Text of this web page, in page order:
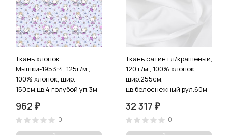
Ткань хлопок
Мышки-1953-4, 125г/м ,
100% хлопок, шир.
150см,цв.4 голубой уп.3м
962 ₽
0
Ткань сатин гл/крашеный,
120 г/м , 100% хлопок,
шир.255см,
цв.белоснежный рул.60м
32 317 ₽
0